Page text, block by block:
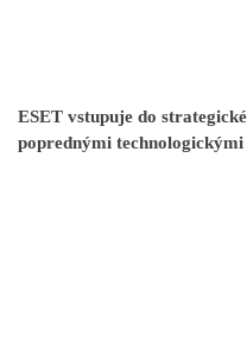
ESET vstupuje do
poprednými